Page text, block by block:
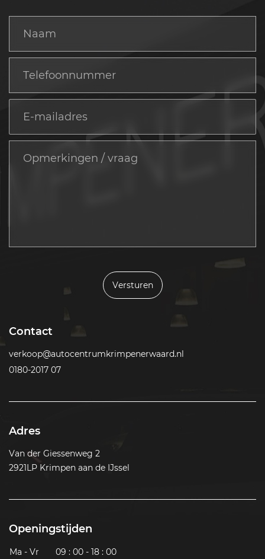
Versturen
Contact
verkoop@autocentrumkrimpenerwaard.nl
0180-2017 07
Adres
Van der Giessenweg 2
2921LP Krimpen aan de IJssel
Openingstijden
Ma - Vr
09 : 00 - 18 : 00